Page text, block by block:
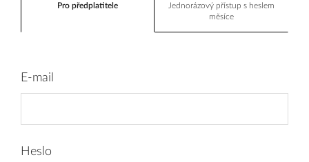
Pro předplatitele
Jednorázový přístup s heslem
měsíce
E-mail
Heslo